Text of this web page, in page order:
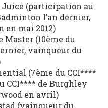
(participation au
l’an dernier,
en mai 2012)
Master (10ème du
vainqueur du
(7ème du CCI****
CCI**** de Burghley
en avril)
(vainqueur du